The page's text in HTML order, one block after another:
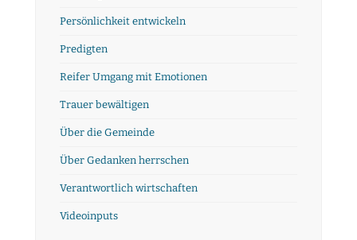
Persönlichkeit entwickeln
Predigten
Reifer Umgang mit Emotionen
Trauer bewältigen
Über die Gemeinde
Über Gedanken herrschen
Verantwortlich wirtschaften
Videoinputs